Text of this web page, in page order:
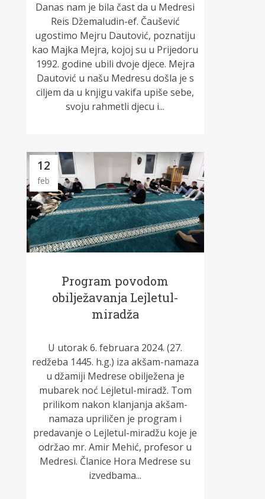
Danas nam je bila čast da u Medresi
Reis Džemaludin-ef. Čaušević
ugostimo Mejru Dautović, poznatiju
kao Majka Mejra, kojoj su u Prijedoru
1992. godine ubili dvoje djece. Mejra
Dautović u našu Medresu došla je s
ciljem da u knjigu vakifa upiše sebe,
svoju rahmetli djecu i...
12
feb
Program povodom
obilježavanja Lejletul-
miradža
U utorak 6. februara 2024. (27.
redžeba 1445. h.g.) iza akšam-namaza
u džamiji Medrese obilježena je
mubarek noć Lejletul-miradž. Tom
prilikom nakon klanjanja akšam-
namaza upriličen je program i
predavanje o Lejletul-miradžu koje je
održao mr. Amir Mehić, profesor u
Medresi. Članice Hora Medrese su
izvedbama...